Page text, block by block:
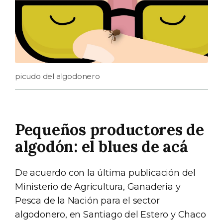
picudo del algodonero
Pequeños productores de
algodón: el blues de acá
De acuerdo con la última publicación del
Ministerio de Agricultura, Ganadería y
Pesca de la Nación para el sector
algodonero, en Santiago del Estero y Chaco